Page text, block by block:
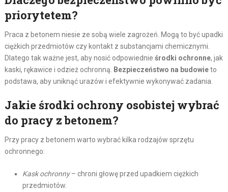
priorytetem?
Praca z betonem niesie ze sobą wiele zagrożeń. Mogą to być upadki
ciężkich przedmiotów czy kontakt z substancjami chemicznymi.
Dlatego tak ważne jest, aby nosić odpowiednie środki ochronne, jak
kaski, rękawice i odzież ochronną. Bezpieczeństwo na budowieto
podstawa, aby uniknąć urazów i efektywnie wykonywać zadania.
Jakie środki ochrony osobistej wybrać
do pracy z betonem?
Przy pracy z betonem warto wybrać kilka rodzajów sprzętu
ochronnego:
Kask ochronny– chroni głowę przed upadkiem ciężkich
przedmiotów.